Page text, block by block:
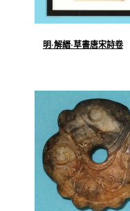
明·解縉·草書唐宋詩卷